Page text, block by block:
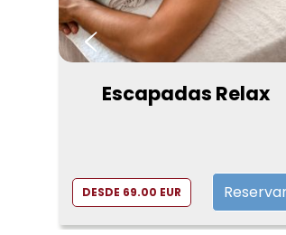
Escapadas Relax
DESDE 69.00 EUR
‹